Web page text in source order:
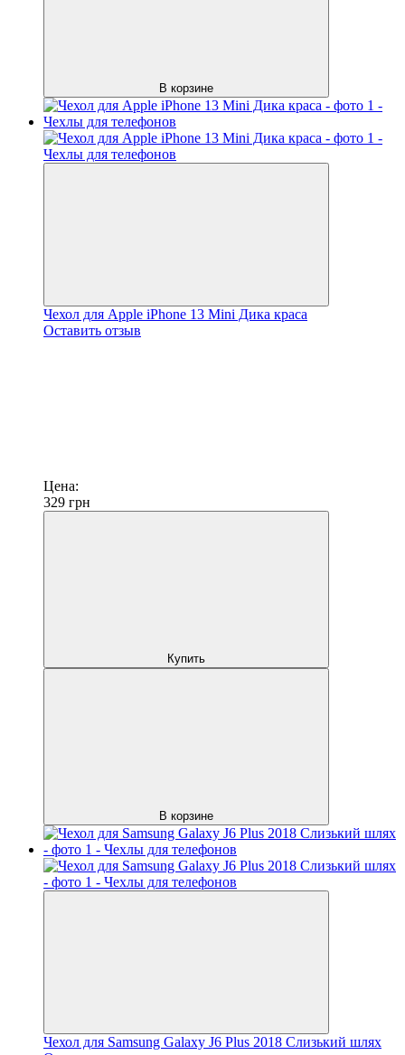
В корзине
Чехол для Apple iPhone 13 Mini Дика краса
Оставить отзыв
Цена:
329 грн
Купить
В корзине
Чехол для Samsung Galaxy J6 Plus 2018 Слизький шлях